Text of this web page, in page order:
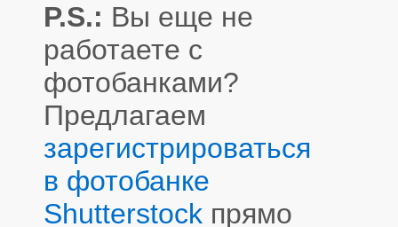
P.S.: Вы еще не
работаете с
фотобанками?
Предлагаем
зарегистрироваться
в фотобанке
Shutterstock прямо